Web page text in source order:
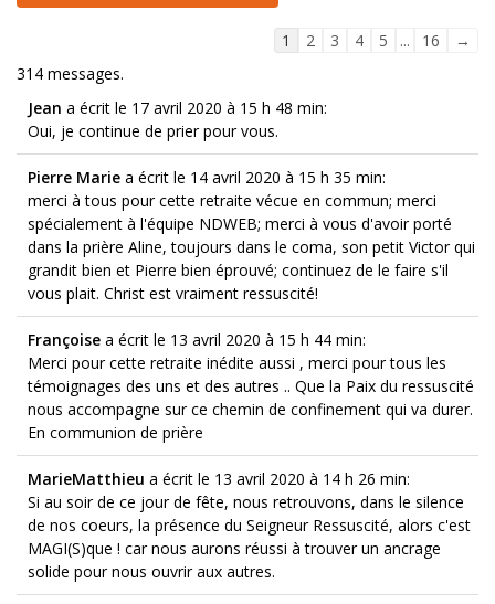
Navigation
liste
livre
d’or
1 2 3 4 5 ... 16
→
314 messages.
Jean a écrit le 17 avril 2020 à 15 h 48 min:
Oui, je continue de prier pour vous.
Pierre Marie a écrit le 14 avril 2020 à 15 h 35 min:
merci à tous pour cette retraite vécue en commun; merci
spécialement à l'équipe NDWEB; merci à vous d'avoir porté
dans la prière Aline, toujours dans le coma, son petit Victor qui
grandit bien et Pierre bien éprouvé; continuez de le faire s'il
vous plait. Christ est vraiment ressuscité!
Françoise a écrit le 13 avril 2020 à 15 h 44 min:
Merci pour cette retraite inédite aussi , merci pour tous les
témoignages des uns et des autres .. Que la Paix du ressuscité
nous accompagne sur ce chemin de confinement qui va durer.
En communion de prière
MarieMatthieu a écrit le 13 avril 2020 à 14 h 26 min:
Si au soir de ce jour de fête, nous retrouvons, dans le silence
de nos coeurs, la présence du Seigneur Ressuscité, alors c'est
MAGI(S)que ! car nous aurons réussi à trouver un ancrage
solide pour nous ouvrir aux autres.